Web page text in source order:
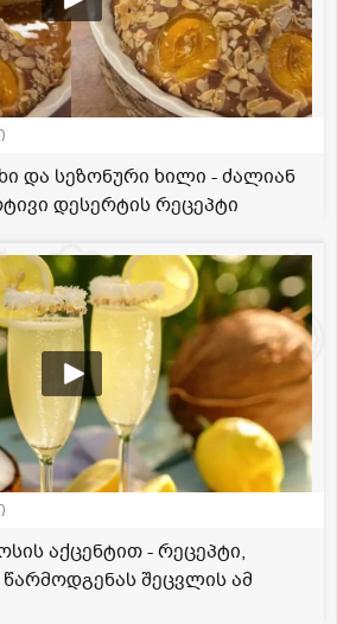
და სეზონური ხილი - ძალიან
დესერტის რეცეპტი
აქცენტით - რეცეპტი,
შეცვლის ამ